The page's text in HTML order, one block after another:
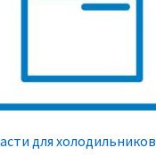
для холодильников